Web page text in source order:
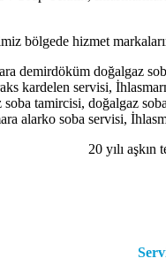
bölgede hizmet
demirdöküm doğalgaz
kardelen servisi,
tamircisi, doğalgaz
alarko soba servisi,
20 yılı